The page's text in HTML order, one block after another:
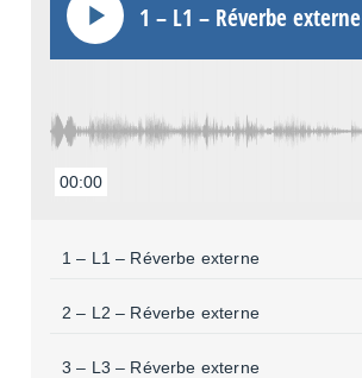
1 – L1 – Réverbe externe
00:00
1 – L1 – Réverbe externe
2 – L2 – Réverbe externe
3 – L3 – Réverbe externe